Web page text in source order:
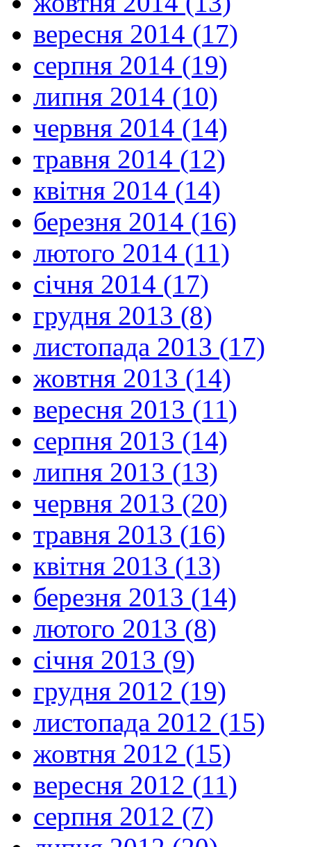
вересня 2014 (17)
серпня 2014 (19)
липня 2014 (10)
червня 2014 (14)
травня 2014 (12)
квітня 2014 (14)
березня 2014 (16)
лютого 2014 (11)
січня 2014 (17)
грудня 2013 (8)
листопада 2013 (17)
жовтня 2013 (14)
вересня 2013 (11)
серпня 2013 (14)
липня 2013 (13)
червня 2013 (20)
травня 2013 (16)
квітня 2013 (13)
березня 2013 (14)
лютого 2013 (8)
січня 2013 (9)
грудня 2012 (19)
листопада 2012 (15)
жовтня 2012 (15)
вересня 2012 (11)
серпня 2012 (7)